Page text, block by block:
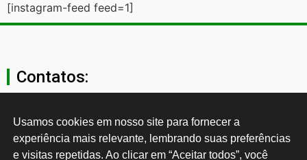
[instagram-feed feed=1]
Contatos:
secgeral@ctb.org.br
11 3874-0040
Usamos cookies em nosso site para fornecer a
experiência mais relevante, lembrando suas preferências
e visitas repetidas. Ao clicar em “Aceitar todos”, você